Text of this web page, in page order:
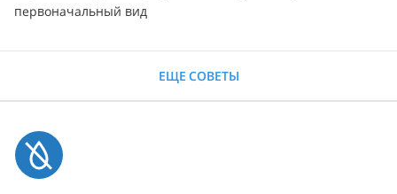
первоначальный вид
ЕЩЕ СОВЕТЫ